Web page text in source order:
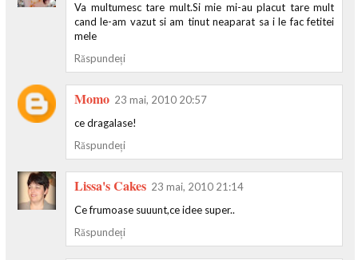
Va multumesc tare mult.Si mie mi-au placut tare mult
cand le-am vazut si am tinut neaparat sa i le fac fetitei
mele
Răspundeți
Momo 23 mai, 2010 20:57
ce dragalase!
Răspundeți
Lissa's Cakes 23 mai, 2010 21:14
Ce frumoase suuunt,ce idee super..
Răspundeți